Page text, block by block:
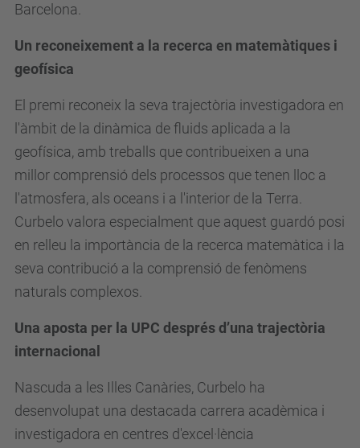
Barcelona.
Un reconeixement a la recerca en matemàtiques i
geofísica
El premi reconeix la seva trajectòria investigadora en
l'àmbit de la dinàmica de fluids aplicada a la
geofísica, amb treballs que contribueixen a una
millor comprensió dels processos que tenen lloc a
l'atmosfera, als oceans i a l'interior de la Terra.
Curbelo valora especialment que aquest guardó posi
en relleu la importància de la recerca matemàtica i la
seva contribució a la comprensió de fenòmens
naturals complexos.
Una aposta per la UPC després d’una trajectòria
internacional
Nascuda a les Illes Canàries, Curbelo ha
desenvolupat una destacada carrera acadèmica i
investigadora en centres d'excel·lència